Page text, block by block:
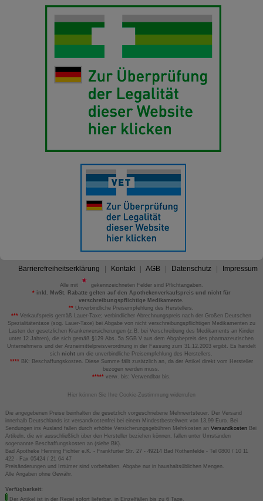
Barrierefreiheitserklärung Kontakt AGB Datenschutz Impressum
Alle mit
gekennzeichneten Felder sind Pflichtangaben.
*inkl. MwSt. Rabatte gelten auf den Apothekenverkaufspreis und nicht für
verschreibungspflichtige Medikamente.
** Unverbindliche Preisempfehlung des Herstellers.
*** Verkaufspreis gemäß Lauer-Taxe; verbindlicher Abrechnungspreis nach der Großen Deutschen
Spezialitätentaxe (sog. Lauer-Taxe) bei Abgabe von nicht verschreibungspflichtigen Medikamenten zu
Lasten der gesetzlichen Krankenversicherungen (z.B. bei Verschreibung des Medikaments an Kinder
unter 12 Jahren), die sich gemäß §129 Abs. 5a SGB V aus dem Abgabepreis des pharmazeutischen
Unternehmens und der Arzneimittelpreisverordnung in der Fassung zum 31.12.2003 ergibt. Es handelt
sich nicht um die unverbindliche Preisempfehlung des Herstellers.
****BK: Beschaffungskosten. Diese Summe fällt zusätzlich an, da der Artikel direkt vom Hersteller
bezogen werden muss.
*****verw. bis: Verwendbar bis.
Hier können Sie Ihre Cookie-Zustimmung widerrufen
Die angegebenen Preise beinhalten die gesetzlich vorgeschriebene Mehrwertsteuer. Der Versand
innerhalb Deutschlands ist versandkostenfrei bei einem Mindestbestellwert von 13,99 Euro. Bei
Sendungen ins Ausland fallen durch erhöhte Versicherungsgebühren Mehrkosten an VersandkostenBei
Artikeln, die wir ausschließlich über den Hersteller beziehen können, fallen unter Umständen
sogenannte Beschaffungskosten an (siehe BK).
Bad Apotheke Henning Fichter e.K. - Frankfurter Str. 27 - 49214 Bad Rothenfelde - Tel 0800 / 10 11
422 - Fax 05424 / 21 64 47
Preisänderungen und Irrtümer sind vorbehalten. Abgabe nur in haushaltsüblichen Mengen.
Alle Angaben ohne Gewähr.
Verfügbarkeit:
Der Artikel ist in der Regel sofort lieferbar, in Einzelfällen bis zu 6 Tage.